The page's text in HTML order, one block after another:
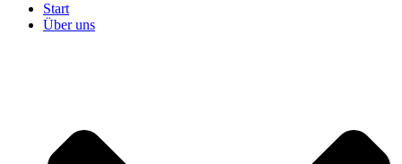
Start
Über uns